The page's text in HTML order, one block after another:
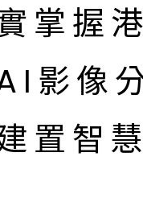
掌握
影像
置智